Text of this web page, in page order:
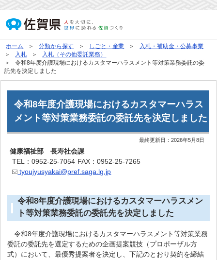
ホーム 分類から探す しごと・産業
入札・補助金・公募事業
入札
入札（その他委託業務）
令和8年度介護現場におけるカスタマーハラスメント等対策業務委託の委
託先を決定しました
令和8年度介護現場におけるカスタマーハラス
メント等対策業務委託の委託先を決定しました
最終更新日：2026年5月8日
健康福祉部 長寿社会課
TEL：0952-25-7054 FAX：0952-25-7265
tyoujyusyakai@pref.saga.lg.jp
令和8年度介護現場におけるカスタマーハラスメン
ト等対策業務委託の委託先を決定しました
令和8年度介護現場におけるカスタマーハラスメント等対策業務
委託の委託先を選定するための企画提案競技（プロポーザル方
式）において、最優秀提案者を決定し、下記のとおり契約を締結